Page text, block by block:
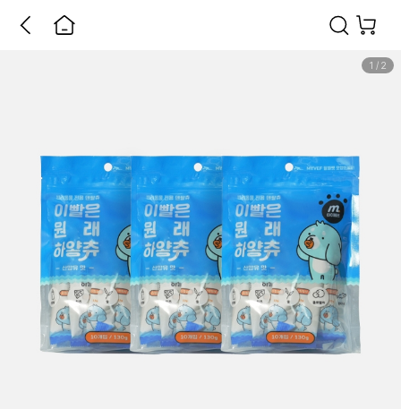
1 / 2